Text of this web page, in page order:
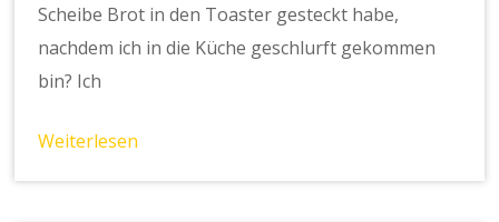
Scheibe Brot in den Toaster gesteckt habe,
nachdem ich in die Küche geschlurft gekommen
bin? Ich
Weiterlesen